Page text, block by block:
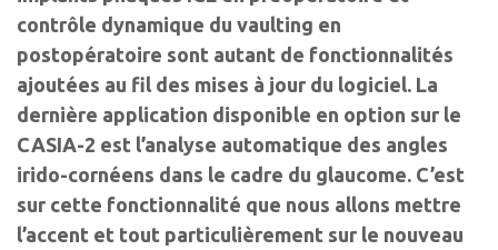
contrôle dynamique du vaulting en
postopératoire sont autant de fonctionnalités
ajoutées au fil des mises à jour du logiciel. La
dernière application disponible en option sur le
CASIA-2 est l’analyse automatique des angles
irido-cornéens dans le cadre du glaucome. C’est
sur cette fonctionnalité que nous allons mettre
l’accent et tout particulièrement sur le nouveau